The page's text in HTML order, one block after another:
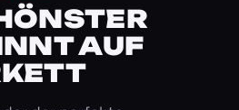
AUF